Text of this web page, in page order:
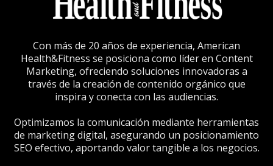
Con más de 20 años de experiencia, American
Health&Fitness se posiciona como líder en Content
Marketing, ofreciendo soluciones innovadoras a
través de la creación de contenido orgánico que
inspira y conecta con las audiencias.
Optimizamos la comunicación mediante herramientas
de marketing digital, asegurando un posicionamiento
SEO efectivo, aportando valor tangible a los negocios.